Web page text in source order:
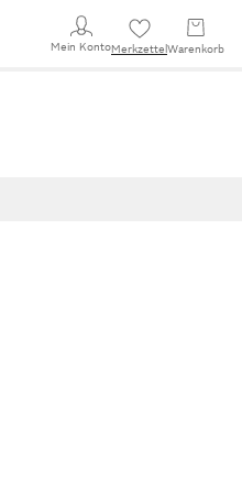
Mein KontoMerkzettel Warenkorb